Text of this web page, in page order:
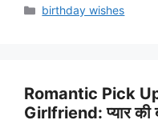
Categories
birthday wishes
Romantic Pick
Girlfriend: प्यार की